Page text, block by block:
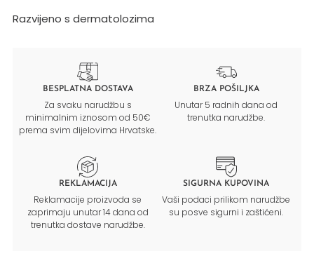
Razvijeno s dermatolozima
BESPLATNA DOSTAVA
Za svaku narudžbu s
minimalnim iznosom od 50€
prema svim dijelovima Hrvatske.
BRZA POŠILJKA
Unutar 5 radnih dana od
trenutka narudžbe.
REKLAMACIJA
Reklamacije proizvoda se
zaprimaju unutar 14 dana od
trenutka dostave narudžbe.
SIGURNA KUPOVINA
Vaši podaci prilikom narudžbe
su posve sigurni i zaštićeni.